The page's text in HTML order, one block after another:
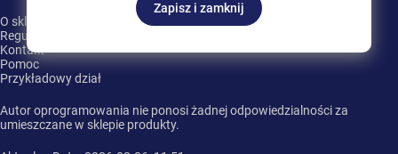
Zapisz i zamknij
O sklepie
Regulamin
Kontakt
Pomoc
Przykładowy dział
Autor oprogramowania nie ponosi żadnej odpowiedzialności za
umieszczane w sklepie produkty.